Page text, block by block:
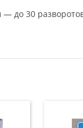
— до 30